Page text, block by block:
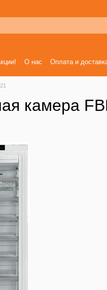
О нас Оплата и
камера